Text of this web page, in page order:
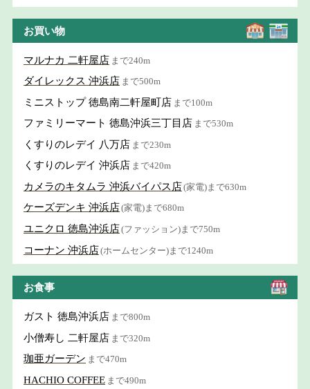
お買い物
マルナカ 二軒屋店 まで240m
ダイレックス 沖浜店 まで500m
ミニストップ 徳島南二軒屋町店 まで100m
ファミリーマート 徳島沖浜三丁目店 まで530m
くすりのレデイ 八万店 まで230m
くすりのレデイ 沖浜店 まで420m
カメラのキタムラ 沖浜バイパス店(家電)まで630m
ケーズデンキ 沖浜店(家電)まで680m
ユニクロ 徳島沖浜店(ファッション)まで750m
コーナン 沖浜店(ホームセンター)まで1240m
お食事
ガスト 徳島沖浜店 まで800m
小僧寿し 二軒屋店 まで320m
珈亜ガーデン まで470m
HACHIO COFFEE まで490m